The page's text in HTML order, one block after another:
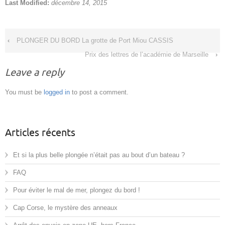
Last Modified: décembre 14, 2015
‹
PLONGER DU BORD La grotte de Port Miou CASSIS
Prix des lettres de l’académie de Marseille
›
Leave a reply
You must be logged in to post a comment.
Articles récents
Et si la plus belle plongée n’était pas au bout d’un bateau ?
FAQ
Pour éviter le mal de mer, plongez du bord !
Cap Corse, le mystère des anneaux